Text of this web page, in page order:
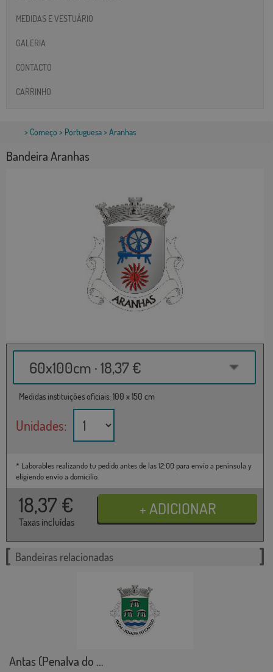
MEDIDAS E VESTUÁRIO
GALERIA
CONTACTO
CARRINHO
> Começo > Portuguesa> Aranhas
Bandeira Aranhas
60x100cm · 18,37 €
Medidas instituições oficiais: 100 x 150 cm
Unidades:
* Laborables realizando tu pedido antes de las 12:00 para envío a península y
eligiendo envío a domicilio.
18,37 €
Taxas incluídas
Bandeiras relacionadas
Antas (Penalva do ...